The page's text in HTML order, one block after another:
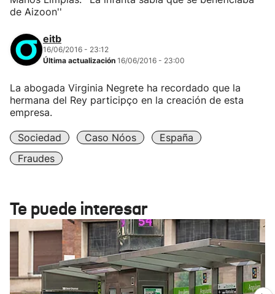
de Aizoon''
eitb
16/06/2016 - 23:12
Última actualización 16/06/2016 - 23:00
La abogada Virginia Negrete ha recordado que la
hermana del Rey participço en la creación de esta
empresa.
Sociedad Caso Nóos
España
Fraudes
Te puede interesar